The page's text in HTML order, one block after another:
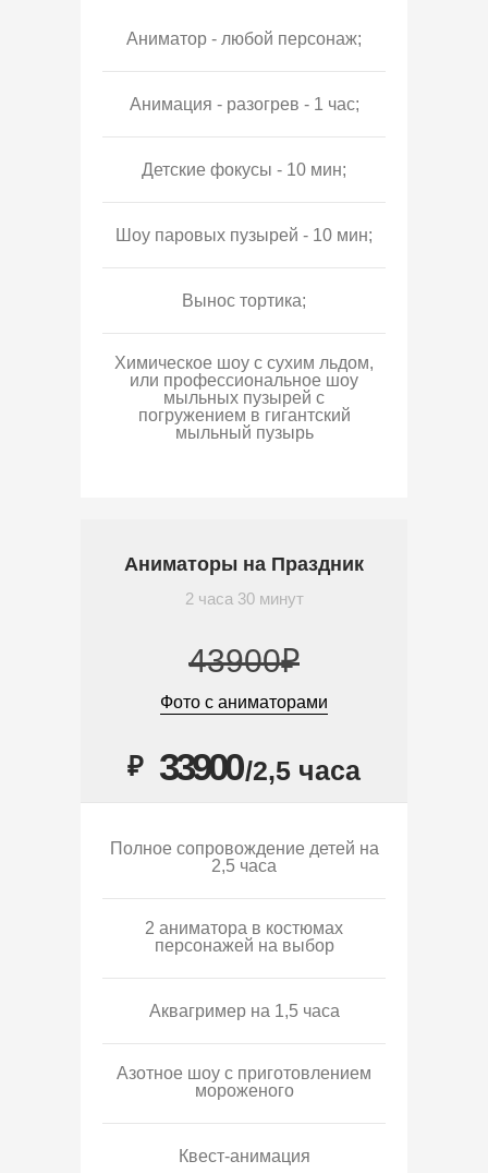
Аниматор - любой персонаж;
Анимация - разогрев - 1 час;
Детские фокусы - 10 мин;
Шоу паровых пузырей - 10 мин;
Вынос тортика;
Химическое шоу с сухим льдом,
или профессиональное шоу
мыльных пузырей с
погружением в гигантский
мыльный пузырь
Аниматоры на Праздник
2 часа 30 минут
43900₽
Фото с аниматорами
₽ 33900/2,5 часа
Полное сопровождение детей на
2,5 часа
2 аниматора в костюмах
персонажей на выбор
Аквагример на 1,5 часа
Азотное шоу с приготовлением
мороженого
Квест-анимация